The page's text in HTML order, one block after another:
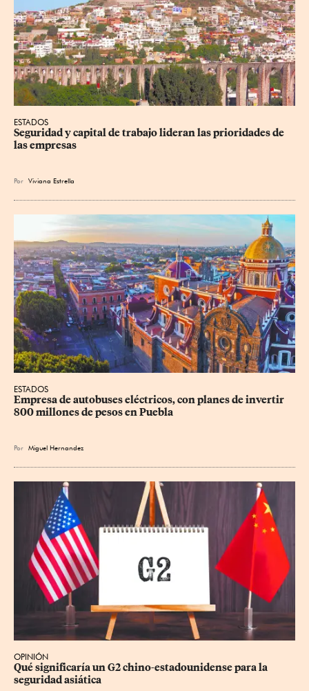
ESTADOS
Seguridad y capital de trabajo lideran las prioridades de
las empresas
Por Viviana Estrella
ESTADOS
Empresa de autobuses eléctricos, con planes de invertir
800 millones de pesos en Puebla
Por Miguel Hernandez
OPINIÓN
Qué significaría un G2 chino-estadounidense para la
seguridad asiática